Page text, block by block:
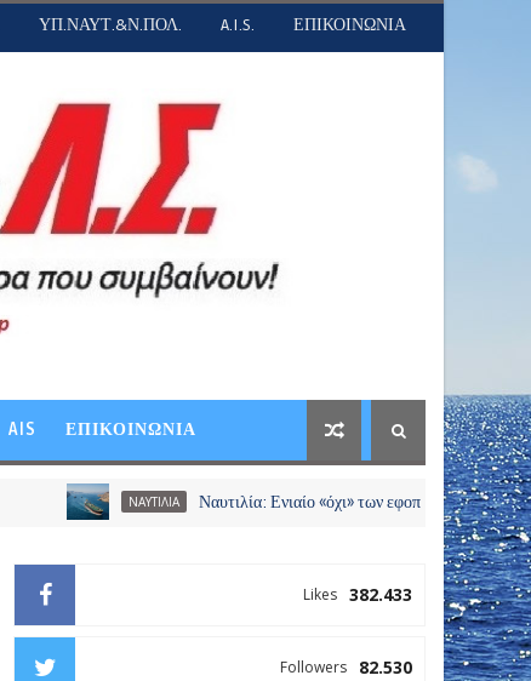
ΥΠ.ΝΑΥΤ.&Ν.ΠΟΛ. A.I.S. ΕΠΙΚΟΙΝΩΝΙΑ
AIS ΕΠΙΚΟΙΝΩΝΙΑ
ΝΑΥΤΙΛΙΑ Ναυτιλία: Ενιαίο «όχι» των εφοπλιστών σε διόδια και
382.433
Likes
82.530
Followers